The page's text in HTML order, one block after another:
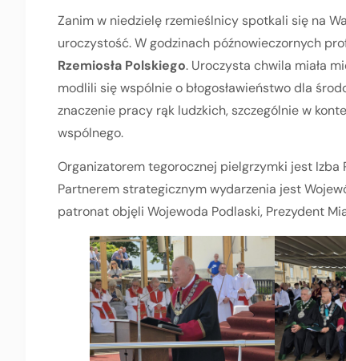
Zanim w niedzielę rzemieślnicy spotkali się na
uroczystość. W godzinach późnowieczornych
Rzemiosła Polskiego. Uroczysta chwila miała
modlili się wspólnie o błogosławieństwo dla
znaczenie pracy rąk ludzkich, szczególnie w
wspólnego.
Organizatorem tegorocznej pielgrzymki jest Izba
Partnerem strategicznym wydarzenia jest
patronat objęli Wojewoda Podlaski, Prezydent